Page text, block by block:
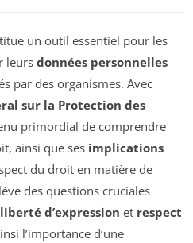
un outil essentiel pour les
leurs données personnelles
par des organismes. Avec
sur la Protection des
primordial de comprendre
ainsi que ses implications
du droit en matière de
des questions cruciales
liberté d’expression et respect
l’importance d’une